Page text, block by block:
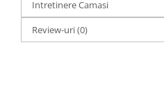
Intretinere Camasi
Review-uri(0)